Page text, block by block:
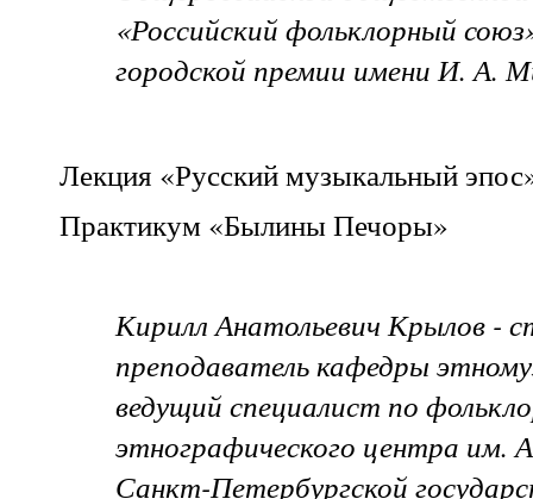
«Российский фольклорный
городской премии имени И. А.
Лекция «Русский музыкальный
Практикум «Былины Печоры»
Кирилл Анатольевич Крылов -
преподаватель кафедры
ведущий специалист по
этнографического центра им.
Санкт-Петербургской